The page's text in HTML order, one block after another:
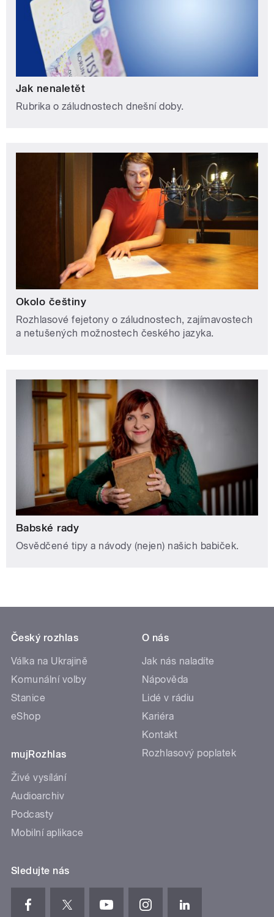
Jak nenaletět
Rubrika o záludnostech dnešní doby.
Okolo češtiny
Rozhlasové fejetony o záludnostech, zajímavostech
a netušených možnostech českého jazyka.
Babské rady
Osvědčené tipy a návody (nejen) našich babiček.
Český rozhlas
Válka na Ukrajině
Komunální volby
Stanice
eShop
mujRozhlas
Živé vysílání
Audioarchiv
Podcasty
Mobilní aplikace
O nás
Jak nás naladíte
Nápověda
Lidé v rádiu
Kariéra
Kontakt
Rozhlasový poplatek
Sledujte nás